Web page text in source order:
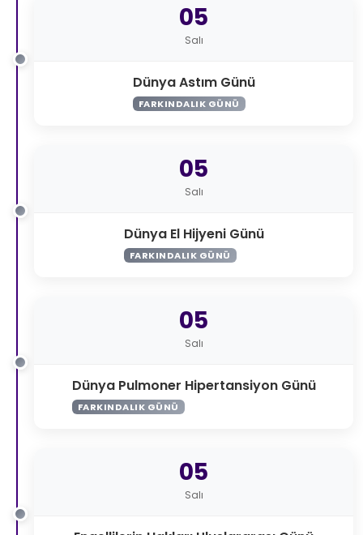
05
Salı
Dünya Astım Günü
FARKINDALIK GÜNÜ
05
Salı
Dünya El Hijyeni Günü
FARKINDALIK GÜNÜ
05
Salı
Dünya Pulmoner Hipertansiyon Günü
FARKINDALIK GÜNÜ
05
Salı